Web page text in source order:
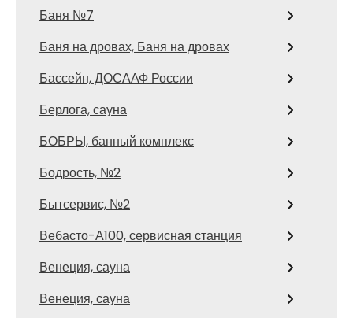
Баня №7
Баня на дровах, Баня на дровах
Бассейн, ДОСААФ России
Берлога, сауна
БОБРЫ, банный комплекс
Бодрость, №2
Бытсервис, №2
Вебасто-А100, сервисная станция
Венеция, сауна
Венеция, сауна